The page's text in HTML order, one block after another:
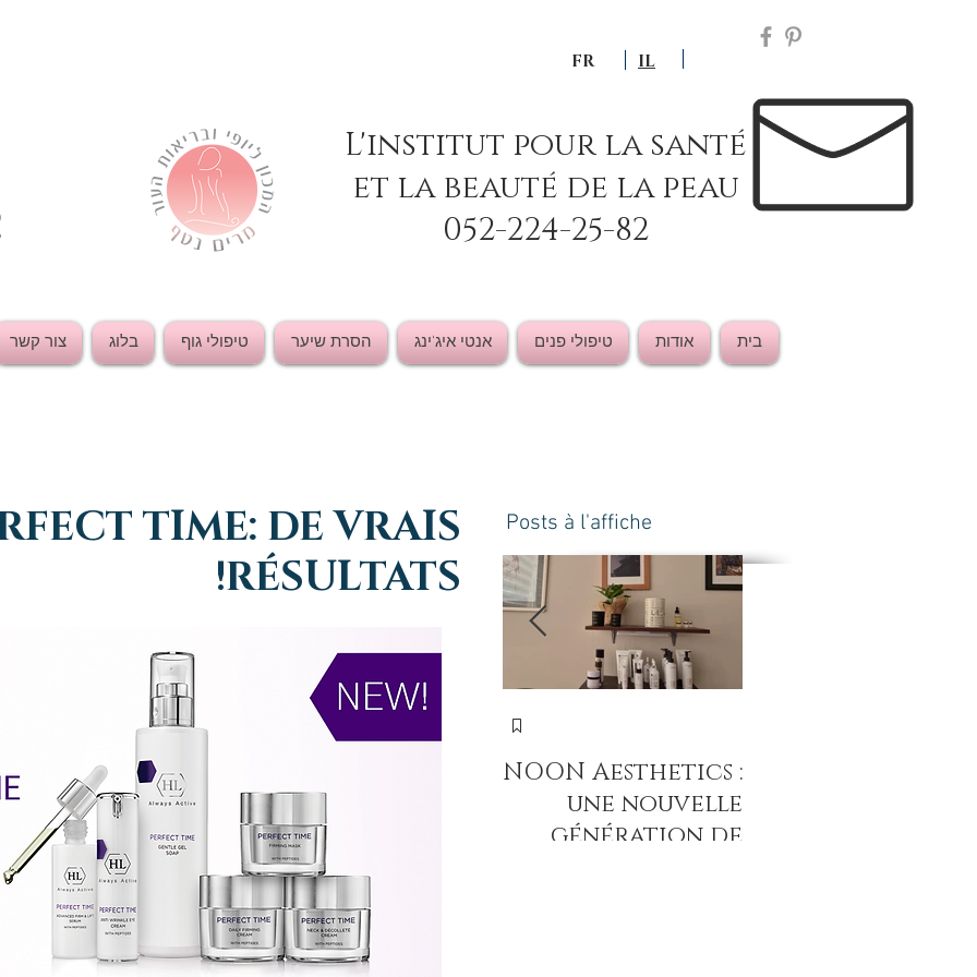
FR IL
L'institut pour la santé
et la beauté de la peau
052-224-25-82
בית אודות טיפולי פנים אנטי איג'ינג הסרת שיער טיפולי גוף בלוג צור קשר
TIME: DE VRAIS
RÉSULTATS!
Posts à l'affiche
NOON Aesthetics :
une nouvelle
génération de
חדשה לשיפור איכות
טיפול פנים בגלי רדיו:
מיצוק העור באופן טבעי
ללא ניתוח